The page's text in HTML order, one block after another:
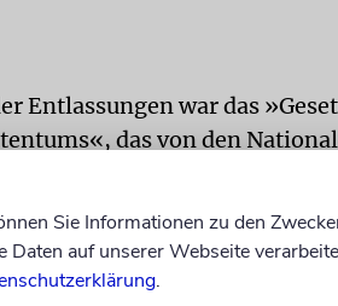
Entlassungen war das
das von den
Max Rosenthal
betroffen. Er wurde mit
nach Minsk deportiert,
Sie Informationen zu den
Daten auf unserer Webseite
.